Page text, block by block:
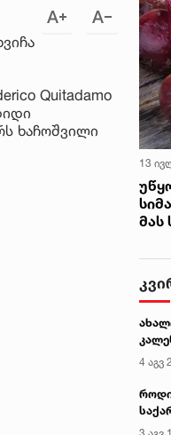
Quitadamo
ხაჩოშვილი
13
მას
4 აგვ